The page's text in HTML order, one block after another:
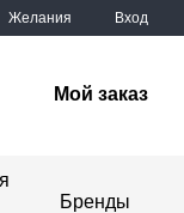
Желания Вход
Мой заказ
Бренды